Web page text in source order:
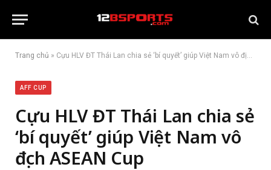
Trang chủ » Cựu HLV ĐT Thái Lan chia sẻ ‘bí quyết’ giúp Việt Nam vô địch ASEAN Cup
AFF CUP
Cựu HLV ĐT Thái Lan chia sẻ
‘bí quyết’ giúp Việt Nam vô
địch ASEAN Cup